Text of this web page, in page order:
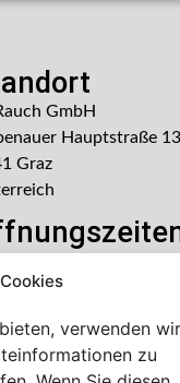
verwenden wir
zu
GmbH
Hauptstraße
Graz
08:00 – 14:30 Uhr